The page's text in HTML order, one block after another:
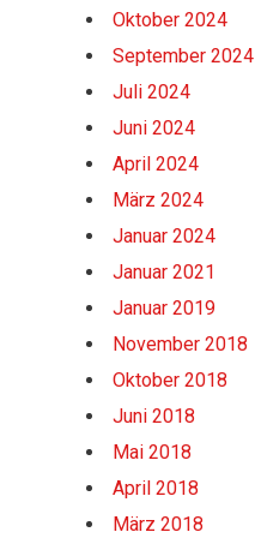
Oktober 2024
September 2024
Juli 2024
Juni 2024
April 2024
März 2024
Januar 2024
Januar 2021
Januar 2019
November 2018
Oktober 2018
Juni 2018
Mai 2018
April 2018
März 2018